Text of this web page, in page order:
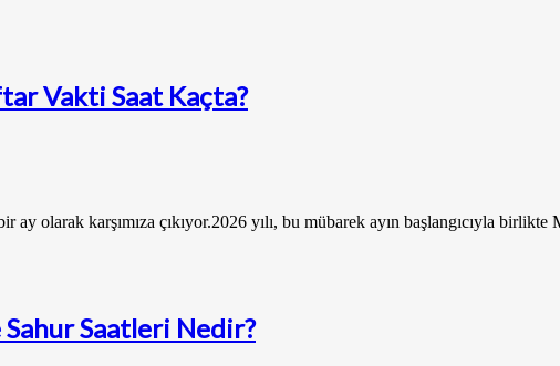
Vakti Saat Kaçta?
ay olarak karşımıza çıkıyor.2026 yılı, bu mübarek ayın başlangıcıyla
Saatleri Nedir?